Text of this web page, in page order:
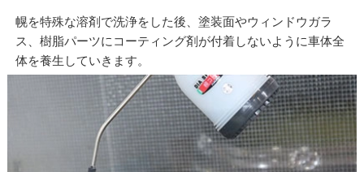
幌を特殊な溶剤で洗浄をした後、塗装面やウィンドウガラ
ス、樹脂パーツにコーティング剤が付着しないように車体全
体を養生していきます。